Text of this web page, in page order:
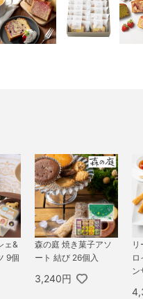
ェ&
9個
森の庭 焼き菓子アソ
ート 結び 26個入
3,240円
ロ
ン